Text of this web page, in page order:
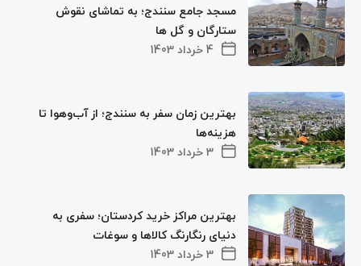
4 خرداد 1403
مسجد جامع سنندج؛ به تماشای نقوش
ستارگان و گل ها
3 خرداد 1403
بهترین زمان سفر به سنندج؛ از آب‌وهوا تا
هزینه‌ها
3 خرداد 1403
بهترین مراکز خرید کردستان؛ سفری به
دنیای رنگارنگ کالاها و سوغات